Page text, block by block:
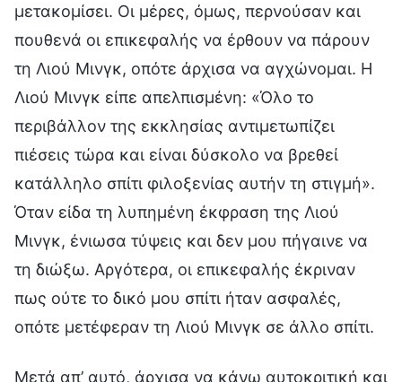
μετακομίσει. Οι μέρες, όμως, περνούσαν και
πουθενά οι επικεφαλής να έρθουν να πάρουν
τη Λιού Μινγκ, οπότε άρχισα να αγχώνομαι. Η
Λιού Μινγκ είπε απελπισμένη: «Όλο το
περιβάλλον της εκκλησίας αντιμετωπίζει
πιέσεις τώρα και είναι δύσκολο να βρεθεί
κατάλληλο σπίτι φιλοξενίας αυτήν τη στιγμή».
Όταν είδα τη λυπημένη έκφραση της Λιού
Μινγκ, ένιωσα τύψεις και δεν μου πήγαινε να
τη διώξω. Αργότερα, οι επικεφαλής έκριναν
πως ούτε το δικό μου σπίτι ήταν ασφαλές,
οπότε μετέφεραν τη Λιού Μινγκ σε άλλο σπίτι.
Μετά απ’ αυτό, άρχισα να κάνω αυτοκριτική και